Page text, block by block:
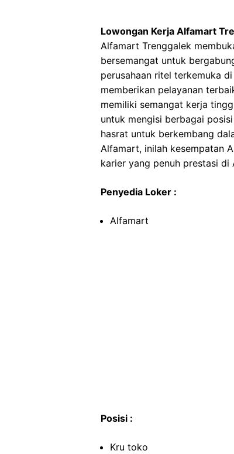
Lowongan Kerja Alfamart
Alfamart Trenggalek
bersemangat untuk
perusahaan ritel terkemuka
memberikan pelayanan
memiliki semangat kerja
untuk mengisi berbagai
hasrat untuk berkembang
Alfamart, inilah kesempatan
karier yang penuh prestasi di
Penyedia Loker :
Alfamart
Posisi :
Kru toko